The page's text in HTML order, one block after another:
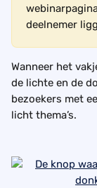
deelnemer
Wanneer het
de lichte en de
bezoekers met
licht thema’s.